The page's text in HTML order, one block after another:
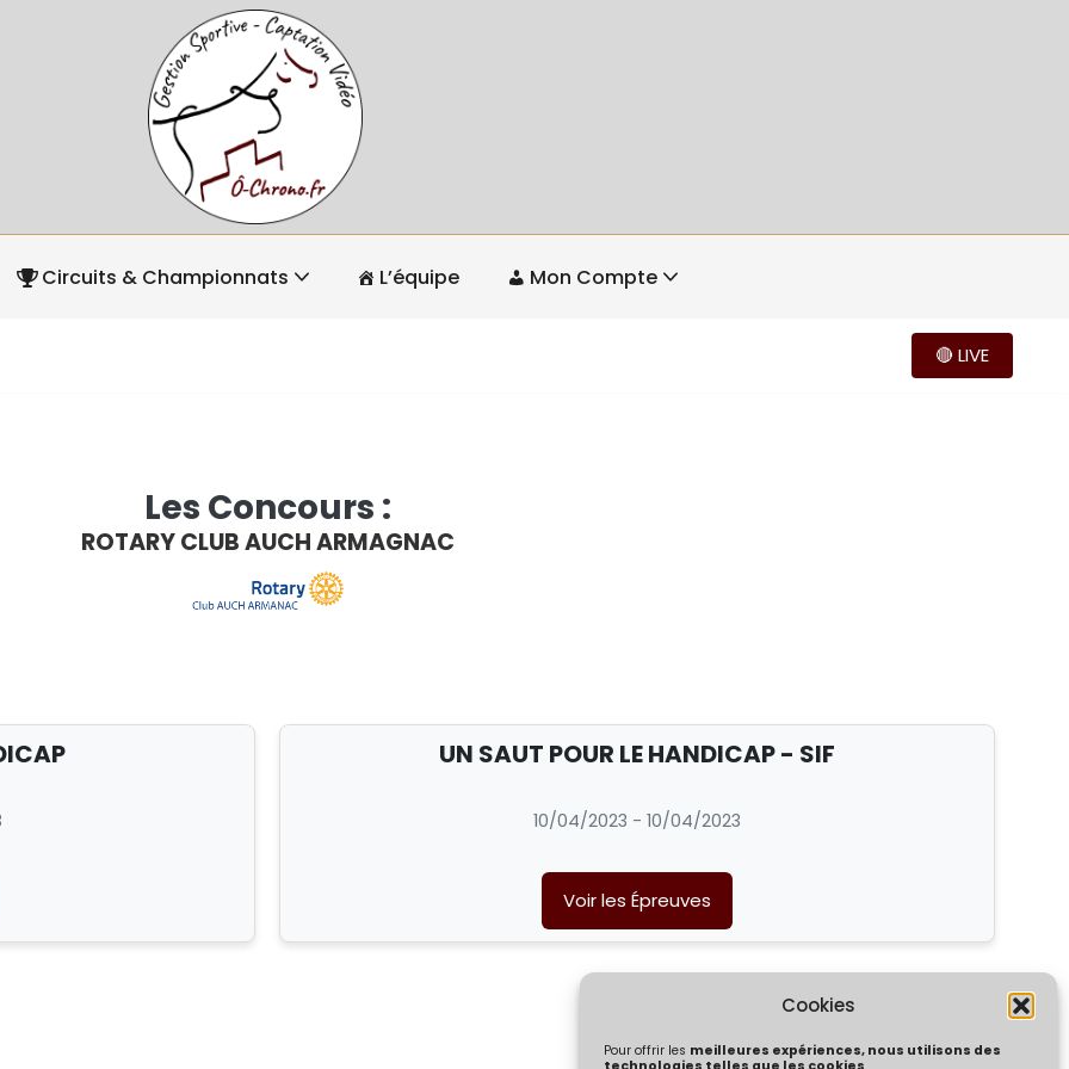
Cookies
Pour offrir les meilleures expériences, nous utilisons des
Circuits & Championnats L’équipe Mon Compte
🔴 LIVE
Les Concours :
ROTARY CLUB AUCH ARMAGNAC
UN SAUT POUR LE HANDICAP - SIF
10/04/2023 - 10/04/2023
Voir les Épreuves